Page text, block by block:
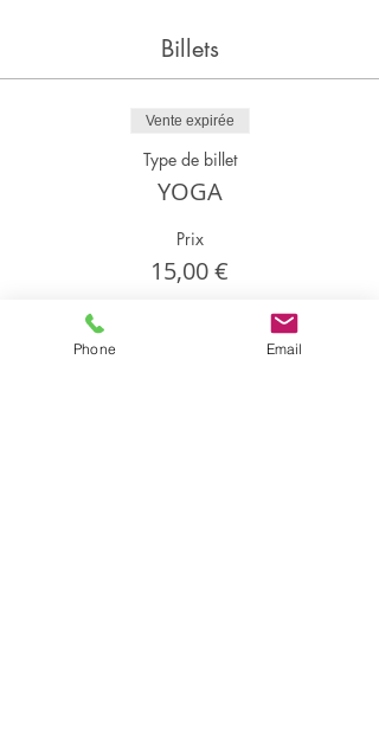
Billets
Vente expirée
Type de billet
YOGA
Prix
15,00 €
Phone Email